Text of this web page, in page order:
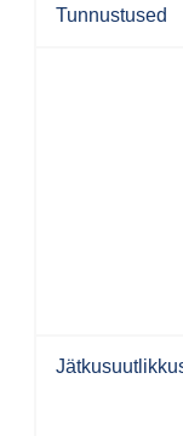
Tunnustused